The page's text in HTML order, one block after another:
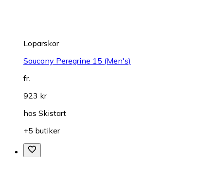
Löparskor
Saucony Peregrine 15 (Men's)
fr.
923 kr
hos Skistart
+5 butiker